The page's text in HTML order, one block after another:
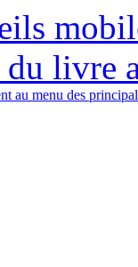
livre
au menu des